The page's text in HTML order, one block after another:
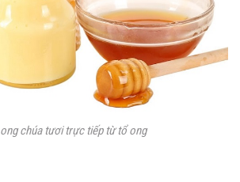
chúa tươi trực tiếp từ tổ ong